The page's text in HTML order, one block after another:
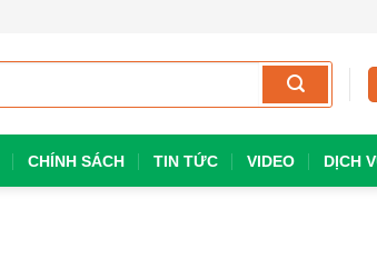
CHÍNH SÁCH TIN TỨC VIDEO DỊCH